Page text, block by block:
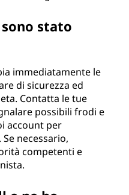
stato
immediatamente le
di sicurezza ed
Contatta le tue
possibili frodi e
account per
necessario,
competenti e